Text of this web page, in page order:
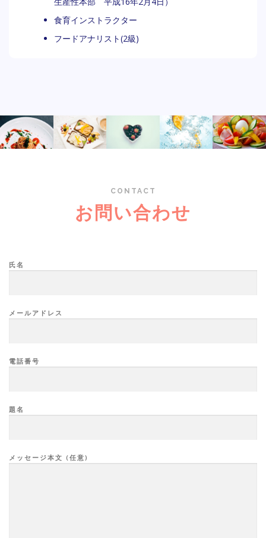
食育インストラクター
フードアナリスト(2級)
CONTACT
お問い合わせ
氏名
メールアドレス
電話番号
題名
メッセージ本文 (任意)